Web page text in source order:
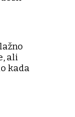
ali
kada